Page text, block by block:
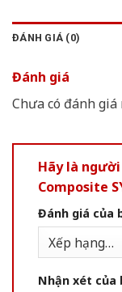
ĐÁNH GIÁ (0)
Đánh giá
Chưa có đánh giá
Hãy là
Composite
Đánh giá của
Nhận xét của